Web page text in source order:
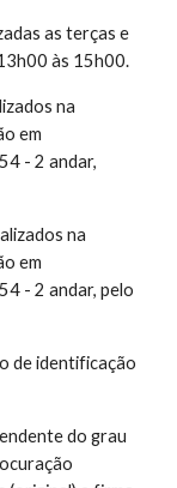
as terças e
às 15h00.
na
em
- 2 andar,
na
em
- 2 andar, pelo
de identificação
do grau